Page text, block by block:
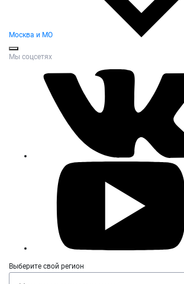
Москва и МО
Мы соцсетях
Выберите свой регион